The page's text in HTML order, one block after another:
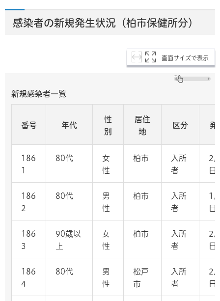
感染者の新規発生状況（柏市保健所分）
画面サイズで表示
新規感染者一覧
番号 年代
性
別
居住
地
区分 発
186
1
80代
女
性
柏市
入所
者
2
日
186
2
80代
男
性
柏市
入所
者
1
日
186
3
90歳以
上
女
性
柏市
入所
者
2
日
186
4
80代
男
性
松戸
市
入所
者
2
日